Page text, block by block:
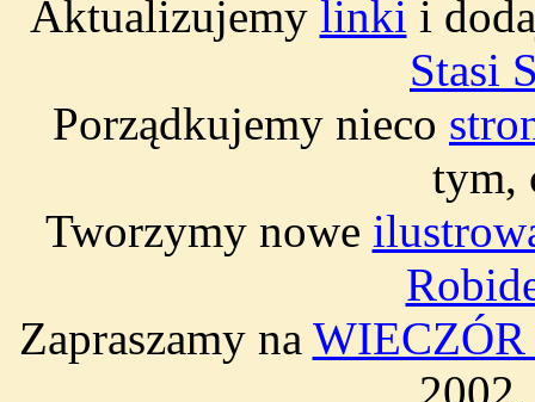
Aktualizujemy linki i
Stasi
Porządkujemy nieco
tym,
Tworzymy nowe
Zapraszamy na